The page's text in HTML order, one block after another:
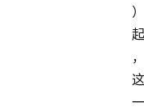
）
起
，
这
一